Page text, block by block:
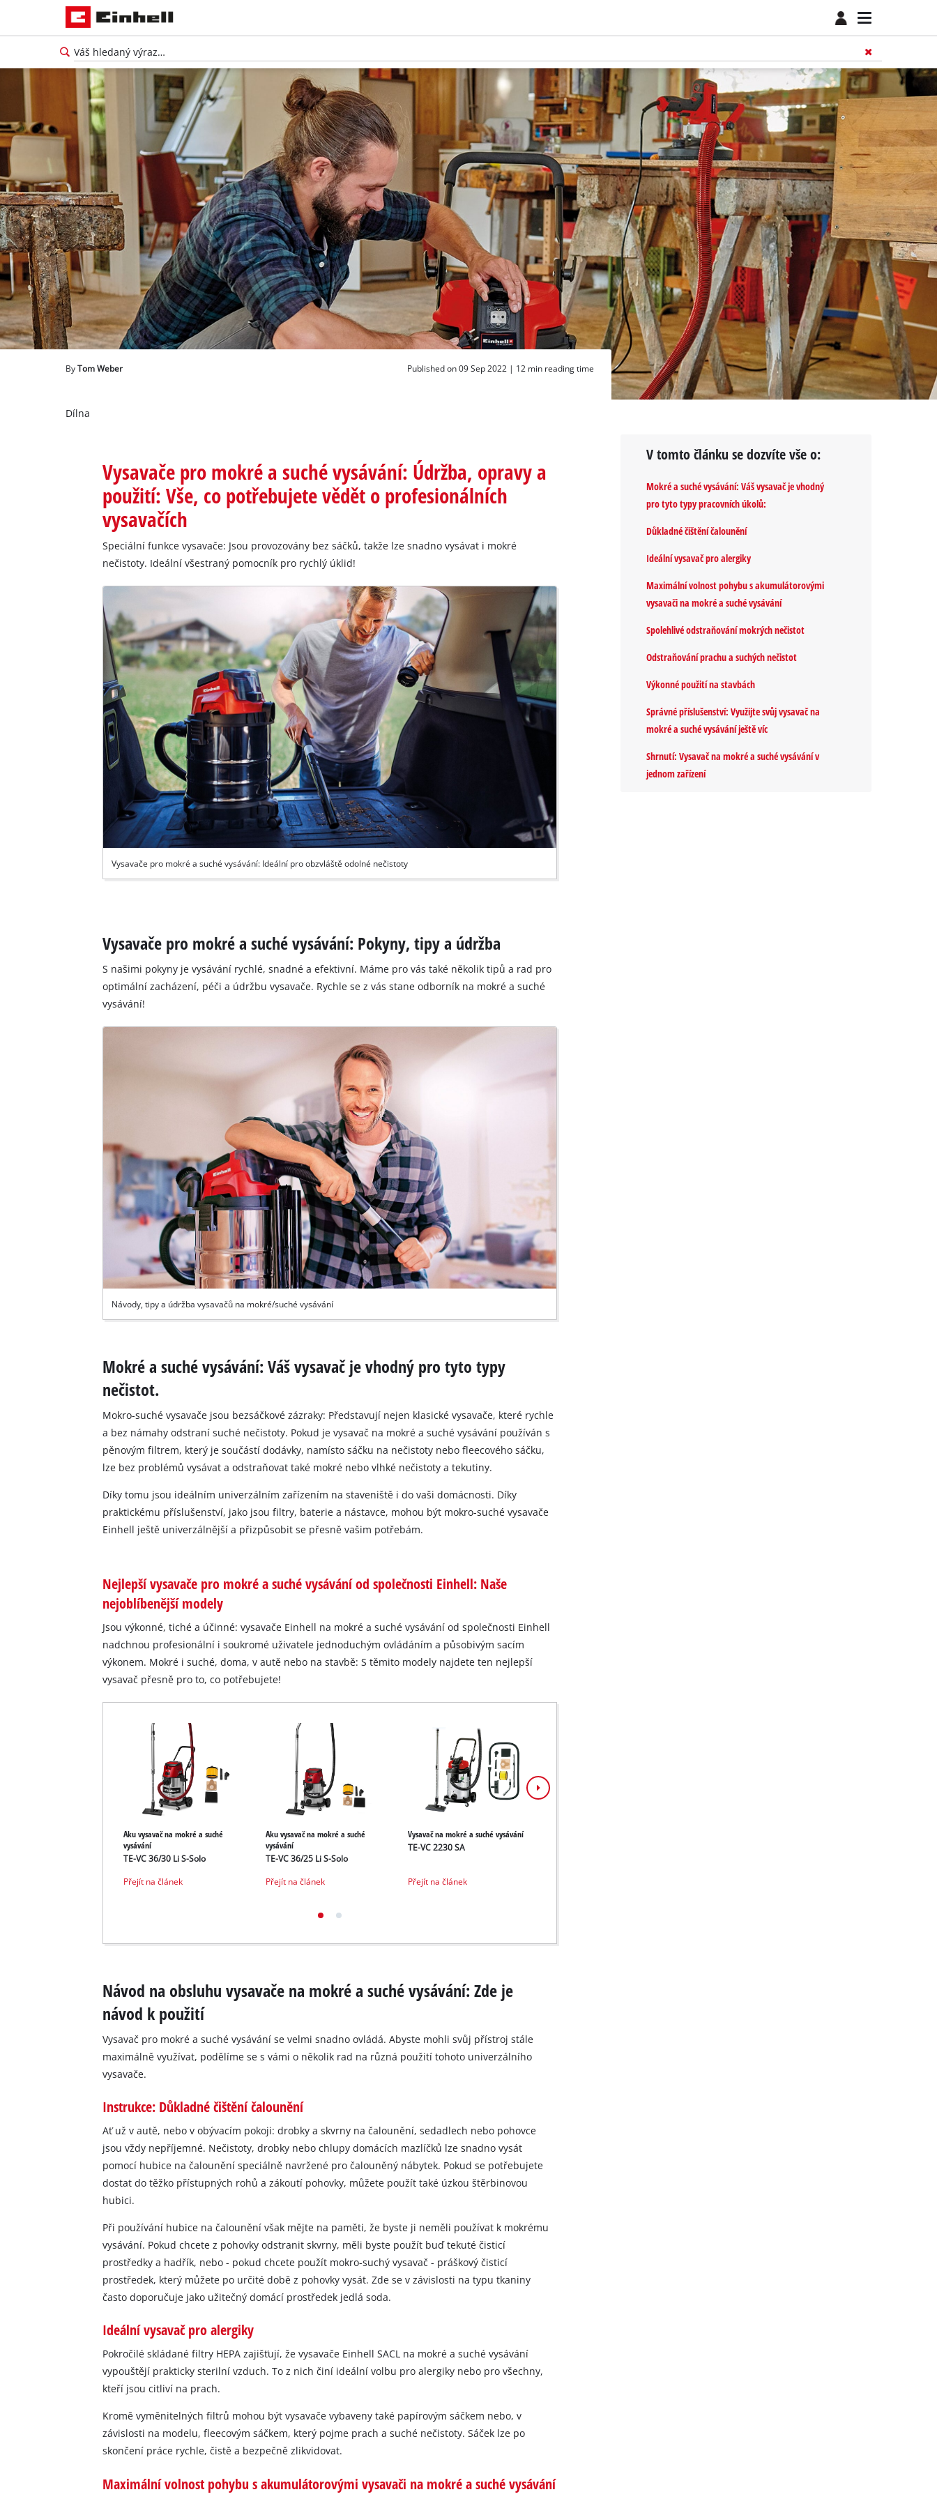
čeština
CS čeština
English
ByTom Weber Published on 09 Sep 2022 | 12 min reading time
Dílna
Vysavače pro mokré a suché vysávání: Údržba, opravy a
použití: Vše, co potřebujete vědět o profesionálních
vysavačích
Speciální funkce vysavače: Jsou provozovány bez sáčků, takže lze snadno vysávat i mokré
nečistoty. Ideální všestraný pomocník pro rychlý úklid!
Vysavače pro mokré a suché vysávání: Ideální pro obzvláště odolné nečistoty
Vysavače pro mokré a suché vysávání: Pokyny, tipy a údržba
S našimi pokyny je vysávání rychlé, snadné a efektivní. Máme pro vás také několik tipů a rad pro
optimální zacházení, péči a údržbu vysavače. Rychle se z vás stane odborník na mokré a suché
vysávání!
Návody, tipy a údržba vysavačů na mokré/suché vysávání
Mokré a suché vysávání: Váš vysavač je vhodný pro tyto typy
nečistot.
Mokro-suché vysavače jsou bezsáčkové zázraky: Představují nejen klasické vysavače, které rychle
a bez námahy odstraní suché nečistoty. Pokud je vysavač na mokré a suché vysávání používán s
pěnovým filtrem, který je součástí dodávky, namísto sáčku na nečistoty nebo fleecového sáčku,
lze bez problémů vysávat a odstraňovat také mokré nebo vlhké nečistoty a tekutiny.
Díky tomu jsou ideálním univerzálním zařízením na staveniště i do vaši domácnosti. Díky
praktickému příslušenství, jako jsou filtry, baterie a nástavce, mohou být mokro-suché vysavače
Einhell ještě univerzálnější a přizpůsobit se přesně vašim potřebám.
Nejlepší vysavače pro mokré a suché vysávání od společnosti Einhell: Naše
nejoblíbenější modely
Jsou výkonné, tiché a účinné: vysavače Einhell na mokré a suché vysávání od společnosti Einhell
nadchnou profesionální i soukromé uživatele jednoduchým ovládáním a působivým sacím
výkonem. Mokré i suché, doma, v autě nebo na stavbě: S těmito modely najdete ten nejlepší
vysavač přesně pro to, co potřebujete!
Aku vysavač na mokré a suché
vysávání
TE-VC 36/30 Li S-Solo
Přejít na článek
Aku vysavač na mokré a suché
vysávání
TE-VC 36/25 Li S-Solo
Přejít na článek
Vysavač na mokré a suché vysávání
TE-VC 2230 SA
Přejít na článek
Návod na obsluhu vysavače na mokré a suché vysávání: Zde je
návod k použití
Vysavač pro mokré a suché vysávání se velmi snadno ovládá. Abyste mohli svůj přístroj stále
maximálně využívat, podělíme se s vámi o několik rad na různá použití tohoto univerzálního
vysavače.
Instrukce: Důkladné čištění čalounění
Ať už v autě, nebo v obývacím pokoji: drobky a skvrny na čalounění, sedadlech nebo pohovce
jsou vždy nepříjemné. Nečistoty, drobky nebo chlupy domácích mazlíčků lze snadno vysát
pomocí hubice na čalounění speciálně navržené pro čalouněný nábytek. Pokud se potřebujete
dostat do těžko přístupných rohů a zákoutí pohovky, můžete použít také úzkou štěrbinovou
hubici.
Při používání hubice na čalounění však mějte na paměti, že byste ji neměli používat k mokrému
vysávání. Pokud chcete z pohovky odstranit skvrny, měli byste použít buď tekuté čisticí
prostředky a hadřík, nebo - pokud chcete použít mokro-suchý vysavač - práškový čisticí
prostředek, který můžete po určité době z pohovky vysát. Zde se v závislosti na typu tkaniny
často doporučuje jako užitečný domácí prostředek jedlá soda.
Ideální vysavač pro alergiky
Pokročilé skládané filtry HEPA zajišťují, že vysavače Einhell SACL na mokré a suché vysávání
vypouštějí prakticky sterilní vzduch. To z nich činí ideální volbu pro alergiky nebo pro všechny,
kteří jsou citliví na prach.
Kromě vyměnitelných filtrů mohou být vysavače vybaveny také papírovým sáčkem nebo, v
závislosti na modelu, fleecovým sáčkem, který pojme prach a suché nečistoty. Sáček lze po
skončení práce rychle, čistě a bezpečně zlikvidovat.
Maximální volnost pohybu s akumulátorovými vysavači na mokré a suché vysávání
V tomto článku se dozvíte vše o:
Mokré a suché vysávání: Váš vysavač je vhodný
pro tyto typy pracovních úkolů:
Důkladné čištění čalounění
Ideální vysavač pro alergiky
Maximální volnost pohybu s akumulátorovými
vysavači na mokré a suché vysávání
Spolehlivé odstraňování mokrých nečistot
Odstraňování prachu a suchých nečistot
Výkonné použití na stavbách
Správné příslušenství: Využijte svůj vysavač na
mokré a suché vysávání ještě víc
Shrnutí: Vysavač na mokré a suché vysávání v
jednom zařízení